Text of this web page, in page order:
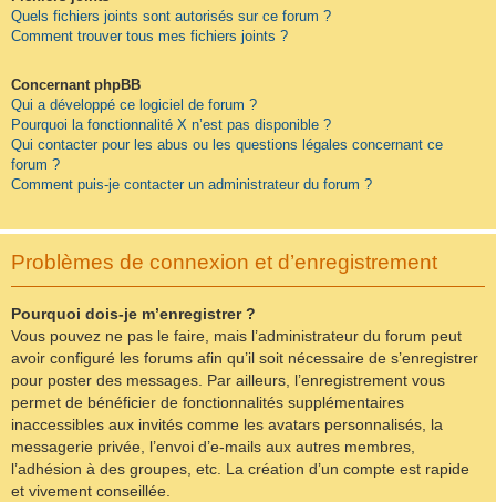
Quels fichiers joints sont autorisés sur ce forum ?
Comment trouver tous mes fichiers joints ?
Concernant phpBB
Qui a développé ce logiciel de forum ?
Pourquoi la fonctionnalité X n’est pas disponible ?
Qui contacter pour les abus ou les questions légales concernant ce
forum ?
Comment puis-je contacter un administrateur du forum ?
Problèmes de connexion et d’enregistrement
Pourquoi dois-je m’enregistrer ?
Vous pouvez ne pas le faire, mais l’administrateur du forum peut
avoir configuré les forums afin qu’il soit nécessaire de s’enregistrer
pour poster des messages. Par ailleurs, l’enregistrement vous
permet de bénéficier de fonctionnalités supplémentaires
inaccessibles aux invités comme les avatars personnalisés, la
messagerie privée, l’envoi d’e-mails aux autres membres,
l’adhésion à des groupes, etc. La création d’un compte est rapide
et vivement conseillée.